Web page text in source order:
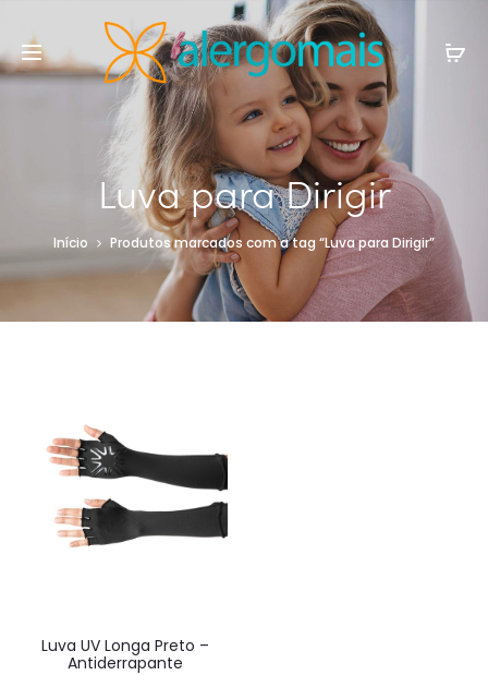
Luva para Dirigir
Início Produtos marcados com a tag “Luva para Dirigir”
Luva UV Longa Preto –
Antiderrapante